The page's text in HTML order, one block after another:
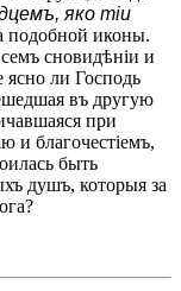
яко тіи
подобной иконы.
сновидѣніи и
ли Господь
въ другую
при
и благочестіемъ,
быть
душъ, которыя за